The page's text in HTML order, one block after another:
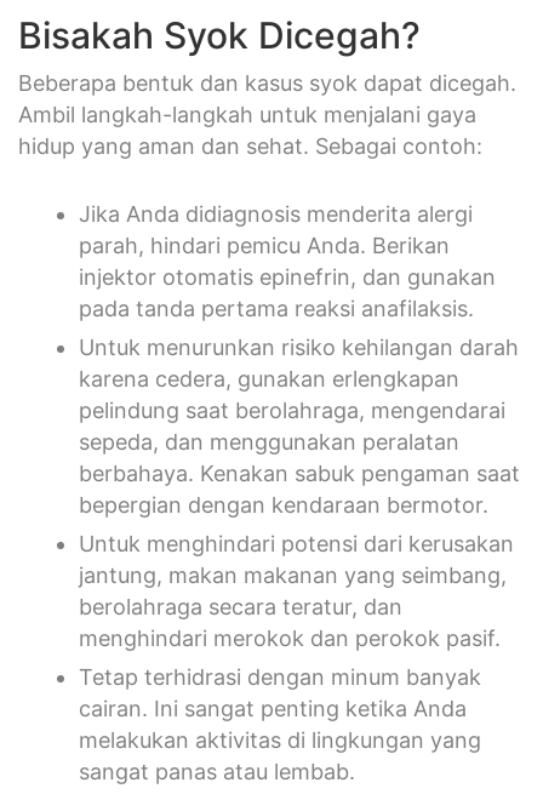
Bisakah Syok Dicegah?
Beberapa bentuk dan kasus syok dapat dicegah.
Ambil langkah-langkah untuk menjalani gaya
hidup yang aman dan sehat. Sebagai contoh:
Jika Anda didiagnosis menderita alergi
parah, hindari pemicu Anda. Berikan
injektor otomatis epinefrin, dan gunakan
pada tanda pertama reaksi anafilaksis.
Untuk menurunkan risiko kehilangan darah
karena cedera, gunakan erlengkapan
pelindung saat berolahraga, mengendarai
sepeda, dan menggunakan peralatan
berbahaya. Kenakan sabuk pengaman saat
bepergian dengan kendaraan bermotor.
Untuk menghindari potensi dari kerusakan
jantung, makan makanan yang seimbang,
berolahraga secara teratur, dan
menghindari merokok dan perokok pasif.
Tetap terhidrasi dengan minum banyak
cairan. Ini sangat penting ketika Anda
melakukan aktivitas di lingkungan yang
sangat panas atau lembab.